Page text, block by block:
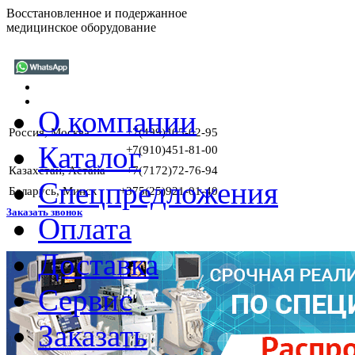
Восстановленное и подержанное
медицинское оборудование
Россия, Москва
+7(499)405-02-95
+7(910)451-81-00
Казахстан, Астана
+7(7172)72-76-94
Беларусь, Минск
+375(25)921-01-40
Заказать звонок
О компании
Каталог
Спецпредложения
Оплата
Доставка
Сервис
Заказать